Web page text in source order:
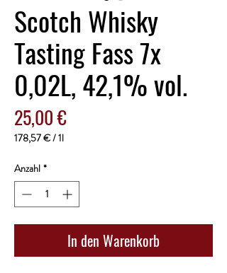
Scotch Whisky
Tasting Fass 7x
0,02L, 42,1% vol.
25,00 €Preis
178,57 €/1l
pro
1
Liter
Anzahl *
In den Warenkorb